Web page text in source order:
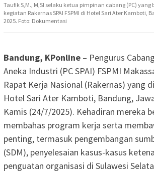
Taufik S,M., M,SI selaku ketua pimpinan cabang (PC)
kegiatan Rakernas SPAI FSPMI di Hotel Sari Ater Kamboti,
2025. Foto: Dokumentasi
Bandung, KPonline – Pengurus
Aneka Industri (PC SPAI) FSPMI
Rapat Kerja Nasional (Rakernas) yang
Hotel Sari Ater Kamboti, Bandung,
Kamis (24/7/2025). Kehadiran mereka
membahas program kerja serta
penting, termasuk pengembangan
(SDM), penyelesaian kasus-kasus
penguatan organisasi di Sulawesi